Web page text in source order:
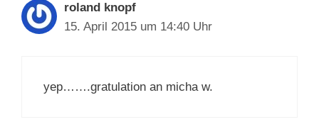
roland knopf
15. April 2015 um 14:40 Uhr
yep…….gratulation an micha w.